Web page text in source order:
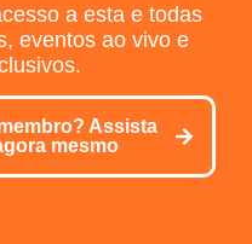
a esta e todas
eventos ao vivo e
Assista
mesmo